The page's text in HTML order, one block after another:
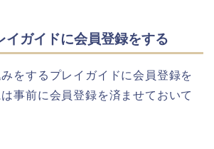
ガイドに会員登録をする
をするプレイガイドに会員登録を
事前に会員登録を済ませておいて